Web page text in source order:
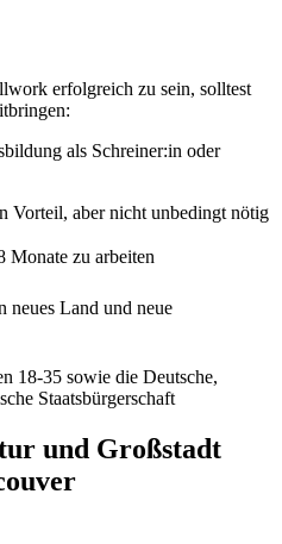
erfolgreich zu sein, solltest
als Schreiner:in oder
Vorteil, aber nicht unbedingt nötig
zu arbeiten
neues Land und neue
18-35 sowie die Deutsche,
Staatsbürgerschaft
und Großstadt